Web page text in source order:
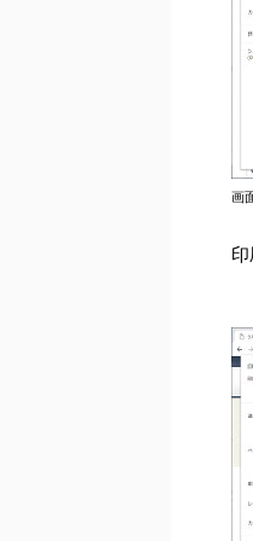
画